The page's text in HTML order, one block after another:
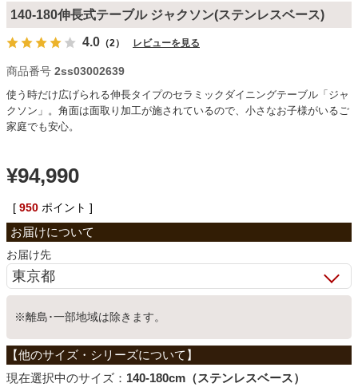
椅子・チェア
食器棚・キッチン収納
ホームオフィス
こたつ
140-180伸長式テーブル ジャクソン(ステンレスベース)
4.0 （2） レビューを見る
商品番号 2ss03002639
使う時だけ広げられる伸長タイプのセラミックダイニングテーブル「ジャ
クソン」。角面は面取り加工が施されているので、小さなお子様がいるご
家庭でも安心。
¥94,990
[ 950 ポイント ]
お届け先
※離島･一部地域は除きます。
サイズ： 140-180cm（ステンレスベース）